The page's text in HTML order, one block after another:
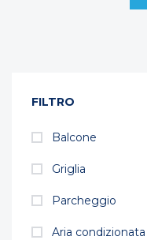
FILTRO
Balcone
Griglia
Parcheggio
Aria condizionata